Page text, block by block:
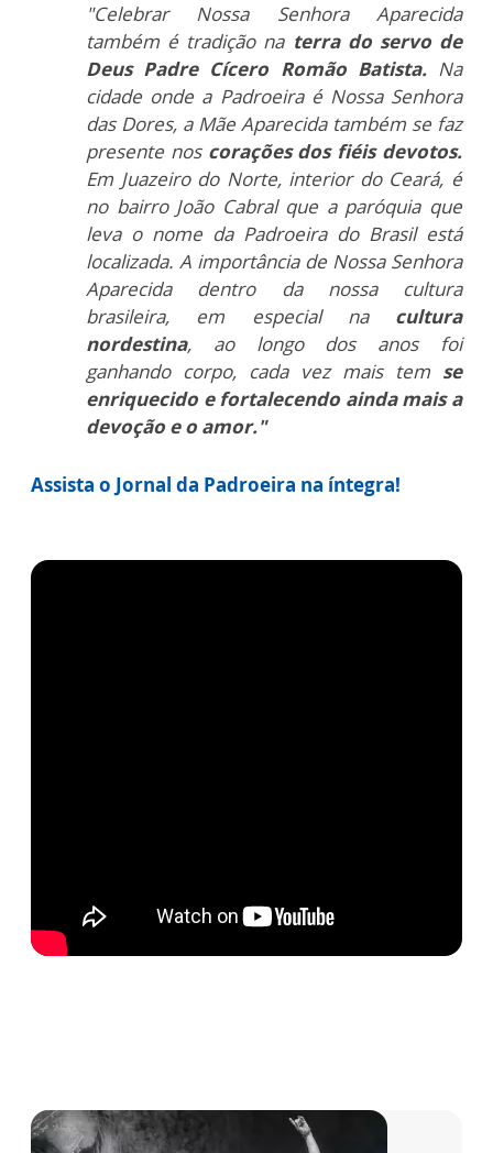
"Celebrar Nossa Senhora Aparecida
também é tradição na terra do servo de
Deus Padre Cícero Romão Batista.Na
cidade onde a Padroeira é Nossa Senhora
das Dores, a Mãe Aparecida também se faz
presente nos corações dos fiéis devotos.
Em Juazeiro do Norte, interior do Ceará, é
no bairro João Cabral que a paróquia que
leva o nome da Padroeira do Brasil está
localizada. A importância de Nossa Senhora
Aparecida dentro da nossa cultura
brasileira, em especial na cultura
nordestina, ao longo dos anos foi
ganhando corpo, cada vez mais tem se
enriquecido e fortalecendo ainda mais a
devoção e o amor."
Assista o Jornal da Padroeira na íntegra!